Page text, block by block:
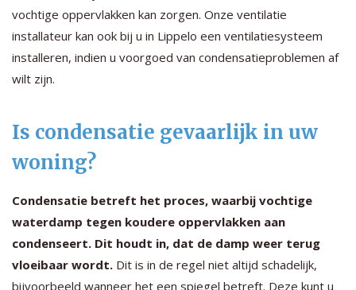
vochtige oppervlakken kan zorgen. Onze ventilatie
installateur kan ook bij u in Lippelo een ventilatiesysteem
installeren, indien u voorgoed van condensatieproblemen af
wilt zijn.
Is condensatie gevaarlijk in uw
woning?
Condensatie betreft het proces, waarbij vochtige
waterdamp tegen koudere oppervlakken aan
condenseert. Dit houdt in, dat de damp weer terug
vloeibaar wordt. Dit is in de regel niet altijd schadelijk,
bijvoorbeeld wanneer het een spiegel betreft. Deze kunt u